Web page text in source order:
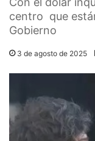
centro que
Gobierno
3 de agosto de 2025